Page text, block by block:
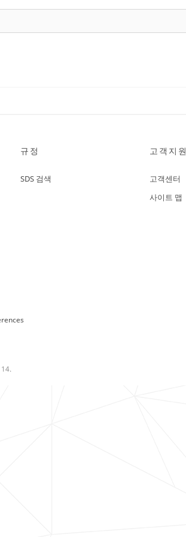
규정
SDS 검색
고객지원
고객센터
사이트 맵